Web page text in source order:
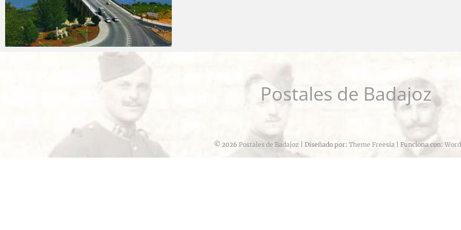
Postales de Badajoz
© 2026 Postales de Badajoz | Diseñado por: Theme Freesia| Funciona con: